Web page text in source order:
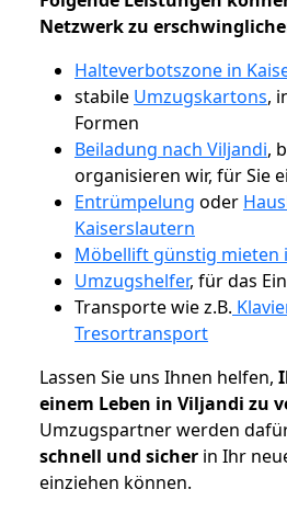
Netzwerk zu
Halteverbotszone in
stabile Umzugskartons,
Formen
Beiladung nach Viljandi,
organisieren wir, für Sie
Entrümpelung oder
Kaiserslautern
Möbellift günstig mieten
Umzugshelfer, für das
Transporte wie z.B.
Tresortransport
Lassen Sie uns Ihnen helfen,
einem Leben in Viljandi zu
Umzugspartner werden
schnell und sicher in Ihr
einziehen können.